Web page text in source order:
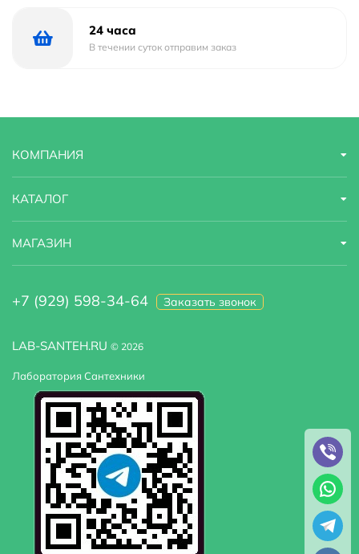
Гарантийный срок 10 лет
Угловая конструкция
24 часа
В течении суток отправим заказ
LAB-SANTEH.RU © 2026
Лаборатория Сантехники
КОМПАНИЯ
КАТАЛОГ
МАГАЗИН
+7 (929) 598-34-64 Заказать звонок